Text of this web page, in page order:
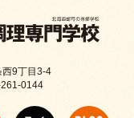
9丁目3-4
0144